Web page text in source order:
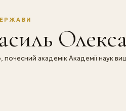
академік Академії наук